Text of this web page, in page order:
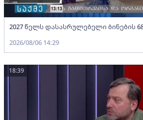
2027 წელს დასასრულებელი ბინების
2026/08/06 14:29
18:39